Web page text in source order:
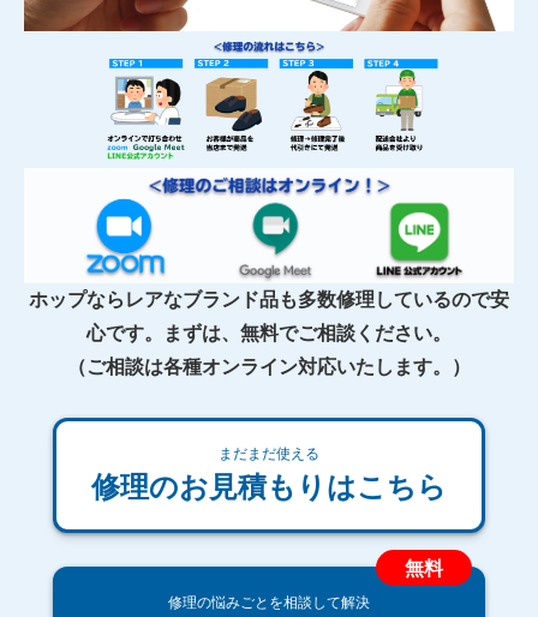
ホップならレアなブランド品も多数修理しているので安
心です。まずは、無料でご相談ください。
（ご相談は各種オンライン対応いたします。）
まだまだ使える
修理のお見積もりはこちら
修理の悩みごとを相談して解決